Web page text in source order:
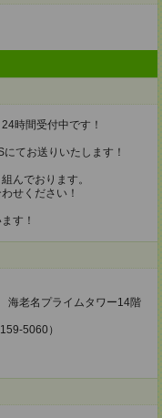
時間受付中です！
てお送りいたします！
んでおります。
せください！
す！
海老名プライムタワー14階
5060）